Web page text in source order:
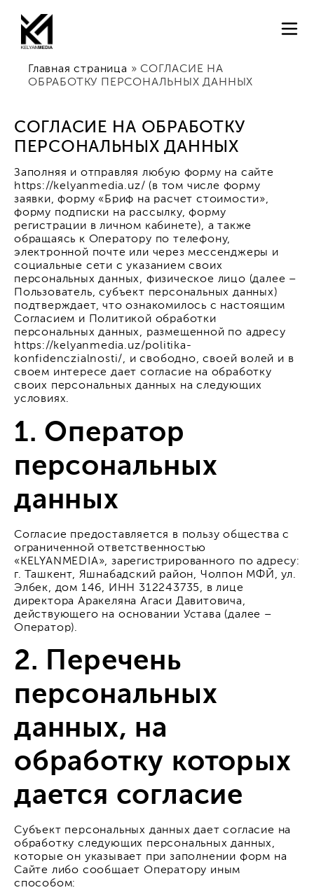
Главная страница » СОГЛАСИЕ НА
ОБРАБОТКУ ПЕРСОНАЛЬНЫХ ДАННЫХ
СОГЛАСИЕ НА ОБРАБОТКУ
ПЕРСОНАЛЬНЫХ ДАННЫХ
Заполняя и отправляя любую форму на сайте
https://kelyanmedia.uz/ (в том числе форму
заявки, форму «Бриф на расчет стоимости»,
форму подписки на рассылку, форму
регистрации в личном кабинете), а также
обращаясь к Оператору по телефону,
электронной почте или через мессенджеры и
социальные сети с указанием своих
персональных данных, физическое лицо (далее –
Пользователь, субъект персональных данных)
подтверждает, что ознакомилось с настоящим
Согласием и Политикой обработки
персональных данных, размещенной по адресу
https://kelyanmedia.uz/politika-
konfidenczialnosti/, и свободно, своей волей и в
своем интересе дает согласие на обработку
своих персональных данных на следующих
условиях.
1. Оператор
персональных
данных
Согласие предоставляется в пользу общества с
ограниченной ответственностью
«KELYANMEDIA», зарегистрированного по адресу:
г. Ташкент, Яшнабадский район, Чолпон МФЙ, ул.
Элбек, дом 146, ИНН 312243735, в лице
директора Аракеляна Агаси Давитовича,
действующего на основании Устава (далее –
Оператор).
2. Перечень
персональных
данных, на
обработку которых
дается согласие
Субъект персональных данных дает согласие на
обработку следующих персональных данных,
которые он указывает при заполнении форм на
Сайте либо сообщает Оператору иным
способом: